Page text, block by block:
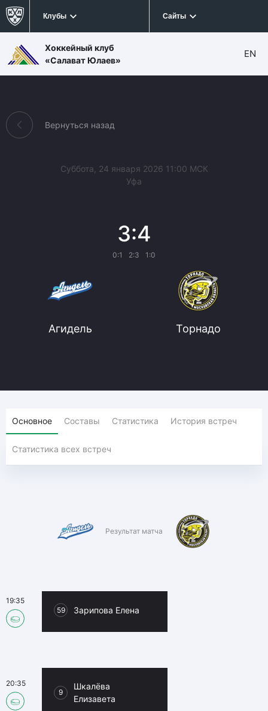
Клубы Сайты
Хоккейный клуб
«Салават Юлаев»
EN
Вернуться назад
Агидель
Суббота, 24 января 2026 11:00 МСК
Уфа
3:4
0:1 2:3 1:0
Торнадо
Основное Составы Статистика История встреч
Статистика всех встреч
Результат матча
59 Зарипова Елена
19:35
9
Шкалёва
Елизавета
20:35